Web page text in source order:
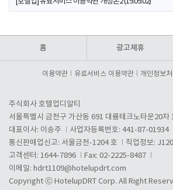
홈 광고제휴
이용약관 유료서비스 이용약관 개인정보
주식회사 호텔업디알티
서울특별시 금천구 가산동 691 대륭테크노타운20차
대표이사: 이송주
사업자등록번호: 441-87-01934
통신판매업신고: 서울금천-1204 호
직업정보:
고객센터: 1644-7896
Fax: 02-2225-8487
이메일: hdrt1109@hotelupdrt.com
Copyright ⓒ HotelupDRT Corp. All Right